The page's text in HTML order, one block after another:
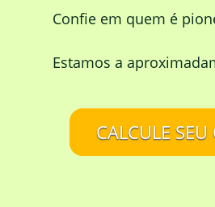
Confie em quem é
Estamos a
CALCULE